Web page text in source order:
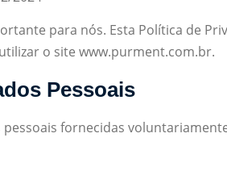
para nós. Esta Política de
o site www.purment.com.br.
Pessoais
fornecidas